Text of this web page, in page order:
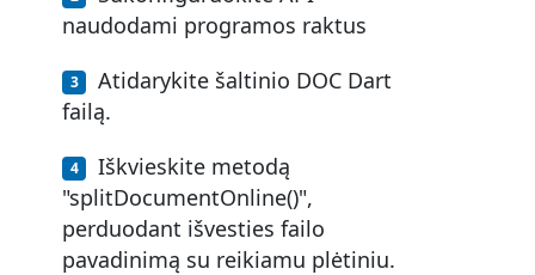
naudodami programos raktus
Atidarykite šaltinio DOC Dart
failą.
Iškvieskite metodą
"splitDocumentOnline()",
perduodant išvesties failo
pavadinimą su reikiamu plėtiniu.